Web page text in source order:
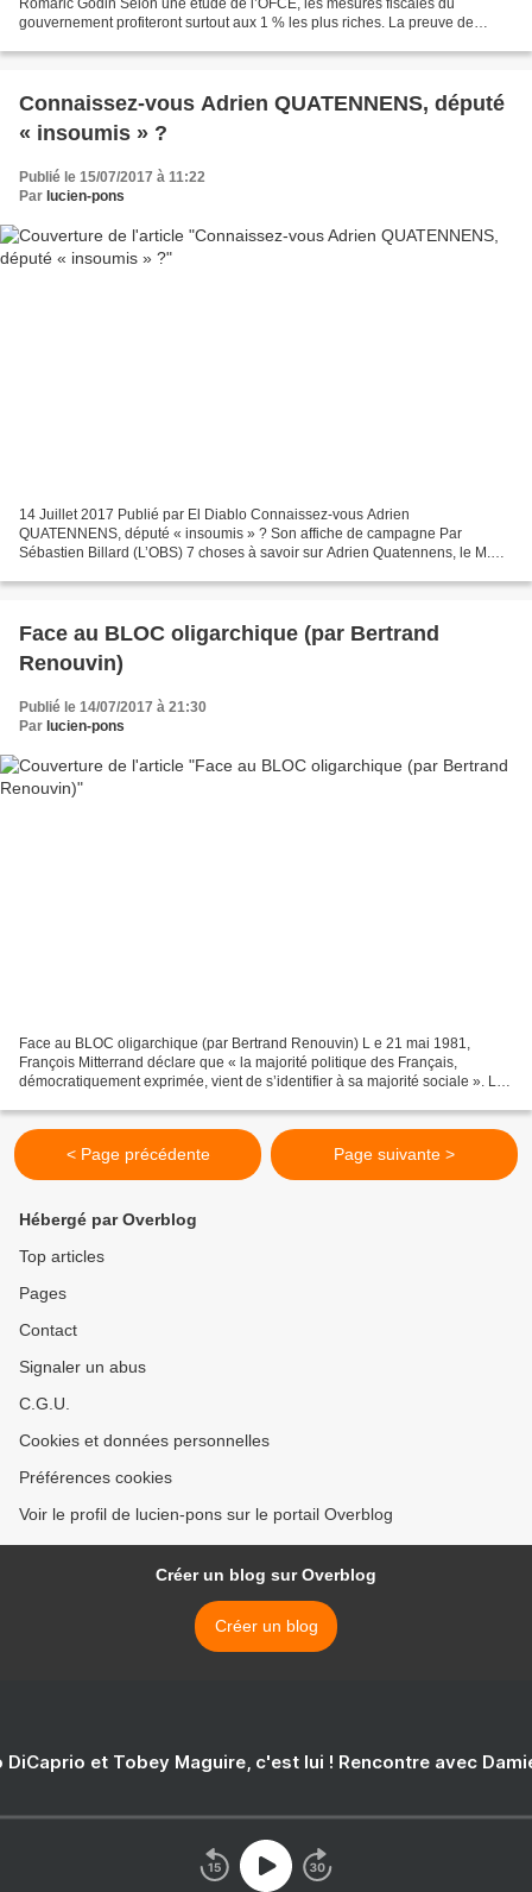
Romaric Godin Selon une étude de l’OFCE, les mesures fiscales du
gouvernement profiteront surtout aux 1 % les plus riches. La preuve de
Connaissez-vous Adrien QUATENNENS, député
« insoumis » ?
Publié le 15/07/2017 à 11:22
Par lucien-pons
14 Juillet 2017 Publié par El Diablo Connaissez-vous Adrien
QUATENNENS, député « insoumis » ? Son affiche de campagne Par
Sébastien Billard (L’OBS) 7 choses à savoir sur Adrien Quatennens, le M.
Face au BLOC oligarchique (par Bertrand
Renouvin)
Publié le 14/07/2017 à 21:30
Par lucien-pons
Face au BLOC oligarchique (par Bertrand Renouvin) L e 21 mai 1981,
François Mitterrand déclare que « la majorité politique des Français,
démocratiquement exprimée, vient de s’identifier à sa majorité sociale ». Le
< Page précédente Page suivante >
Hébergé par Overblog
Top articles
Pages
Contact
Signaler un abus
C.G.U.
Cookies et données personnelles
Préférences cookies
Voir le profil de lucien-pons sur le portail Overblog
Créer un blog sur Overblog
Créer un blog
DiCaprio et Tobey Maguire, c'est lui ! Rencontre avec